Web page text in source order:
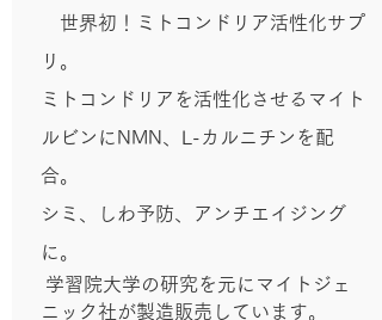
世界初！ミトコンドリア活性化サプ
リ。
ミトコンドリアを活性化させるマイト
ルビンにNMN、L-カルニチンを配
合。
​シミ、しわ予防、アンチエイジング
に。
学習院大学の研究を元にマイトジェ
ニック社が製造販売しています。